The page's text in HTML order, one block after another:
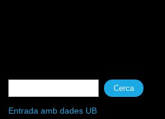
Formulari de cerca
Cerca
Entrada amb dades UB